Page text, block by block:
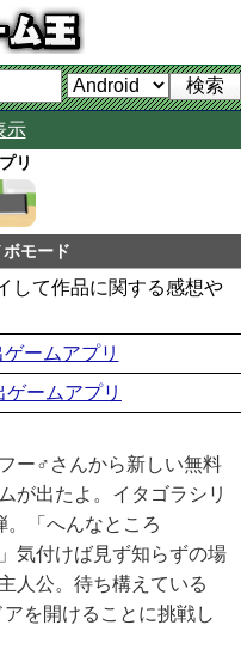
示
リ
モード
して作品に関する感想や
ームアプリ
ームアプリ
ー♂さんから新しい無料
が出たよ。イタゴラシリ
。「へんなところ
気付けば見ず知らずの場
人公。待ち構えている
を開けることに挑戦し